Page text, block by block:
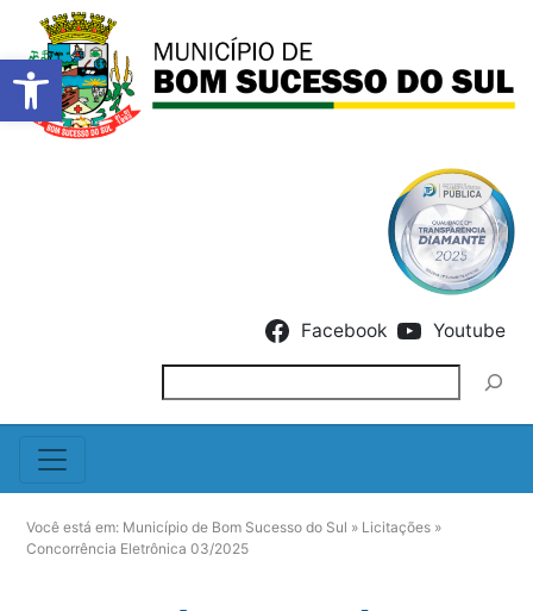
Barra de Ferramentas
Facebook Youtube
Você está em: Município de Bom Sucesso do Sul » Licitações »
Concorrência Eletrônica 03/2025